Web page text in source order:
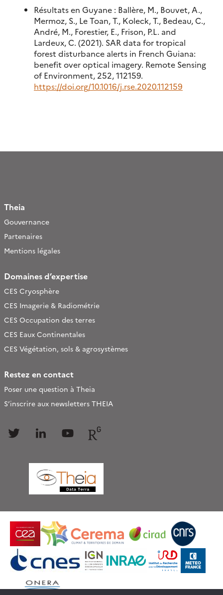
Résultats en Guyane : Ballère, M., Bouvet, A.,
Mermoz, S., Le Toan, T., Koleck, T., Bedeau, C.,
André, M., Forestier, E., Frison, P.L. and
Lardeux, C. (2021). SAR data for tropical
forest disturbance alerts in French Guiana:
benefit over optical imagery. Remote Sensing
of Environment, 252, 112159.
https://doi.org/10.1016/j.rse.2020.112159
Theia
Gouvernance
Partenaires
Mentions légales
Domaines d’expertise
CES Cryosphère
CES Imagerie & Radiométrie
CES Occupation des terres
CES Eaux Continentales
CES Végétation, sols & agrosystèmes
Restez en contact
Poser une question à Theia
S’inscrire aux newsletters THEIA
Follow Follow